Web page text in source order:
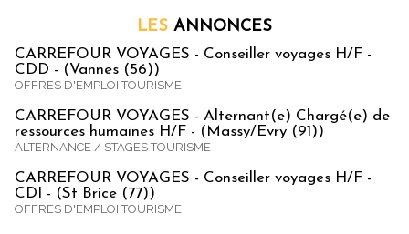
LES ANNONCES
CARREFOUR VOYAGES - Conseiller voyages H/F -
CDD - (Vannes (56))
OFFRES D'EMPLOI TOURISME
CARREFOUR VOYAGES - Alternant(e) Chargé(e) de
ressources humaines H/F - (Massy/Evry (91))
ALTERNANCE / STAGES TOURISME
CARREFOUR VOYAGES - Conseiller voyages H/F -
CDI - (St Brice (77))
OFFRES D'EMPLOI TOURISME